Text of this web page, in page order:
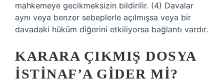
mahkemeye gecikmeksizin bildirilir. (4) Davalar
aynı veya benzer sebeplerle açılmışsa veya bir
davadaki hüküm diğerini etkiliyorsa bağlantı vardır.
KARARA ÇIKMIŞ DOSYA
İSTINAF’A GIDER MI?